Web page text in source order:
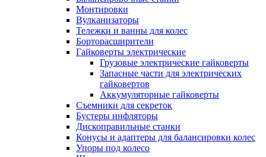
Монтировки
Вулканизаторы
Тележки и ванны для колес
Борторасширители
Гайковерты электрические
Грузовые электрические гайковерты
Запасные части для электрических
гайковертов
Аккумуляторные гайковерты
Съемники для секреток
Бустеры инфляторы
Дископравильные станки
Конусы и адаптеры для балансировки колес
Упоры под колесо